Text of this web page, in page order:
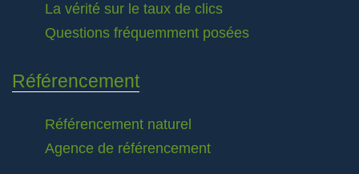
La vérité sur le taux de clics
Questions fréquemment posées
Référencement
Référencement naturel
Agence de référencement